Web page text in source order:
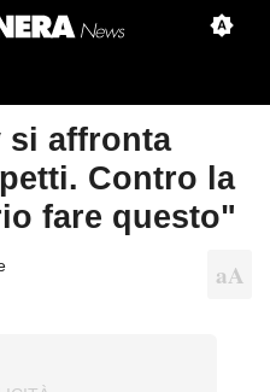
si affronta
Contro la
fare questo"